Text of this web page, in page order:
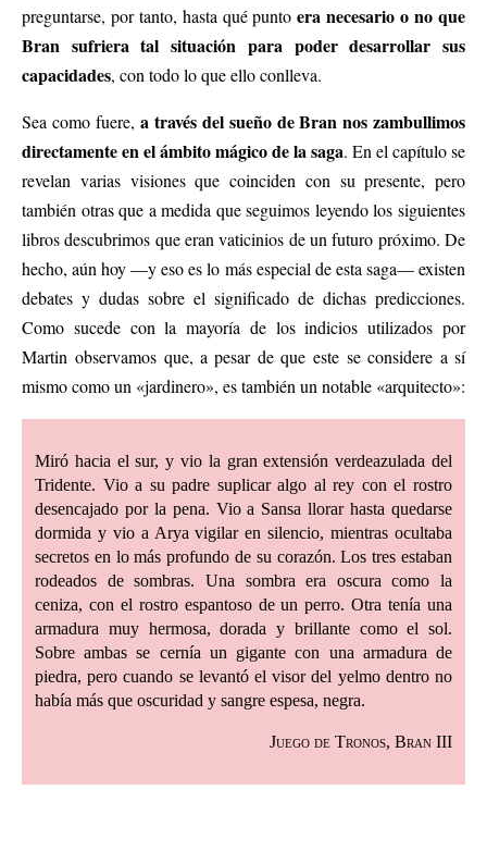
preguntarse, por tanto, hasta qué puntoera necesario o no que
Bran sufriera tal situación para poder desarrollar sus
capacidades, con todo lo que ello conlleva.
Sea como fuere,a través del sueño de Bran nos zambullimos
directamente en el ámbito mágico de la saga. En el capítulo se
revelan varias visiones que coinciden con su presente, pero
también otras que a medida que seguimos leyendo los siguientes
libros descubrimos que eran vaticinios de un futuro próximo. De
hecho, aún hoy —y eso es lo más especial de esta saga— existen
debates y dudas sobre el significado de dichas predicciones.
Como sucede con la mayoría de los indicios utilizados por
Martin observamos que, a pesar de que este se considere a sí
mismo como un «jardinero», es también un notable «arquitecto»:
Miró hacia el sur, y vio la gran extensión verdeazulada del
Tridente. Vio a su padre suplicar algo al rey con el rostro
desencajado por la pena. Vio a Sansa llorar hasta quedarse
dormida y vio a Arya vigilar en silencio, mientras ocultaba
secretos en lo más profundo de su corazón. Los tres estaban
rodeados de sombras. Una sombra era oscura como la
ceniza, con el rostro espantoso de un perro. Otra tenía una
armadura muy hermosa, dorada y brillante como el sol.
Sobre ambas se cernía un gigante con una armadura de
piedra, pero cuando se levantó el visor del yelmo dentro no
había más que oscuridad y sangre espesa, negra.
Juego de Tronos, Bran III